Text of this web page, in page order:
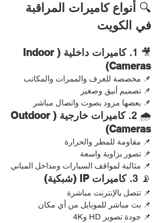
🔍 أنواع كاميرات المراقبة
في الكويت
🎥 1.
كاميرات داخلية (Indoor
Cameras)
📌 مخصصة للغرف والممرات والمكاتب
📌 تصميم أنيق وصغير
📌 بعضها مزود بصوت واتصال مباشر
🌧️ 2.
كاميرات خارجية (Outdoor
Cameras)
📌 مقاومة للمطر والحرارة
📌 تصور بزاوية واسعة
📌 مثالية لمواقف السيارات ومداخل المباني
📡 3. كاميرات IP (شبكية)
📌 تتصل بالإنترنت مباشرة
📌 بث مباشر للموبايل من أي مكان
📌 جودة تصوير HD و4K